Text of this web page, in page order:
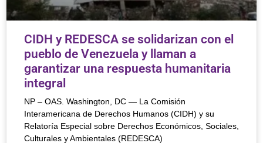
CIDH y REDESCA se solidarizan con el
pueblo de Venezuela y llaman a
garantizar una respuesta humanitaria
integral
NP – OAS. Washington, DC — La Comisión
Interamericana de Derechos Humanos (CIDH) y su
Relatoría Especial sobre Derechos Económicos, Sociales,
Culturales y Ambientales (REDESCA)